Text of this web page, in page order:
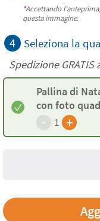
*Accettando
questa immagine.
4 Seleziona la
Spedizione GRATIS
Pallina di
con foto
- 1 +